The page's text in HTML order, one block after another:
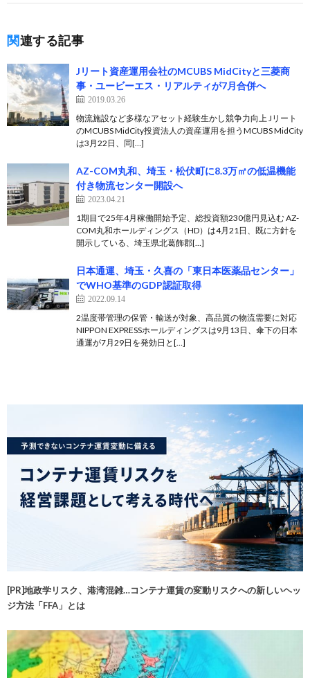
関連する記事
Jリート資産運用会社のMCUBS MidCityと三菱商
事・ユービーエス・リアルティが7月合併へ
2019.03.26
物流施設など多様なアセット経験生かし競争力向上 Jリート
のMCUBS MidCity投資法人の資産運用を担うMCUBS MidCity
は3月22日、同[…]
AZ-COM丸和、埼玉・松伏町に8.3万㎡の低温機能
付き物流センター開設へ
2023.04.21
1期目で25年4月稼働開始予定、総投資額230億円見込む AZ-
COM丸和ホールディングス（HD）は4月21日、既に方針を
開示している、埼玉県北葛飾郡[…]
日本通運、埼玉・久喜の「東日本医薬品センター」
でWHO基準のGDP認証取得
2022.09.14
2温度帯管理の保管・輸送が対象、高品質の物流需要に対応
NIPPON EXPRESSホールディングスは9月13日、傘下の日本
通運が7月29日を発効日と[…]
[PR]地政学リスク、港湾混雑…コンテナ運賃の変動リスクへの新しいヘッ
ジ方法「FFA」とは